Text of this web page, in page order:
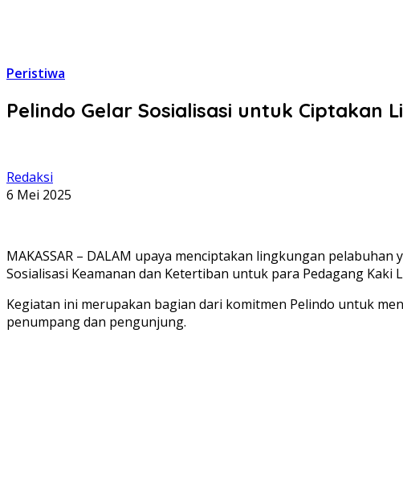
Peristiwa
Pelindo Gelar Sosialisasi untuk Ciptakan
Redaksi
6 Mei 2025
MAKASSAR – DALAM upaya menciptakan lingkungan
Sosialisasi Keamanan dan Ketertiban untuk para Pedagang Kaki
Kegiatan ini merupakan bagian dari komitmen Pelindo untuk
penumpang dan pengunjung.